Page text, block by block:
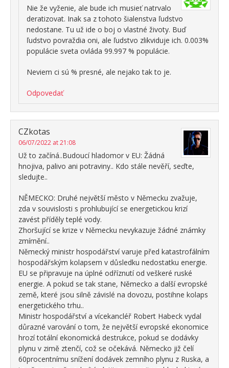
Nie že vyženie, ale bude ich musieť natrvalo
deratizovat. Inak sa z tohoto šialenstva ľudstvo
nedostane. Tu už ide o boj o vlastné životy. Buď
ľudstvo povraždia oni, ale ľudstvo zlikviduje ich. 0.003%
populácie sveta ovláda 99.997 % populácie.
Neviem ci sú % presné, ale nejako tak to je.
Odpovedať
CZkotas
06/07/2022 at 21:08
Už to začíná..Budoucí hladomor v EU: Žádná
hnojiva, palivo ani potraviny.. Kdo stále nevěří, seďte,
sledujte..
NĚMECKO: Druhé největší město v Německu zvažuje,
zda v souvislosti s prohlubující se energetickou krizí
zavést příděly teplé vody.
Zhoršující se krize v Německu nevykazuje žádné známky
zmírnění..
Německý ministr hospodářství varuje před katastrofálním
hospodářským kolapsem v důsledku nedostatku energie.
EU se připravuje na úplné odříznutí od veškeré ruské
energie. A pokud se tak stane, Německo a další evropské
země, které jsou silně závislé na dovozu, postihne kolaps
energetického trhu..
Ministr hospodářství a vícekancléř Robert Habeck vydal
důrazné varování o tom, že největší evropské ekonomice
hrozí totální ekonomická destrukce, pokud se dodávky
plynu v zimě ztenčí, což se očekává. Německo již čelí
60procentnímu snížení dodávek zemního plynu z Ruska, a